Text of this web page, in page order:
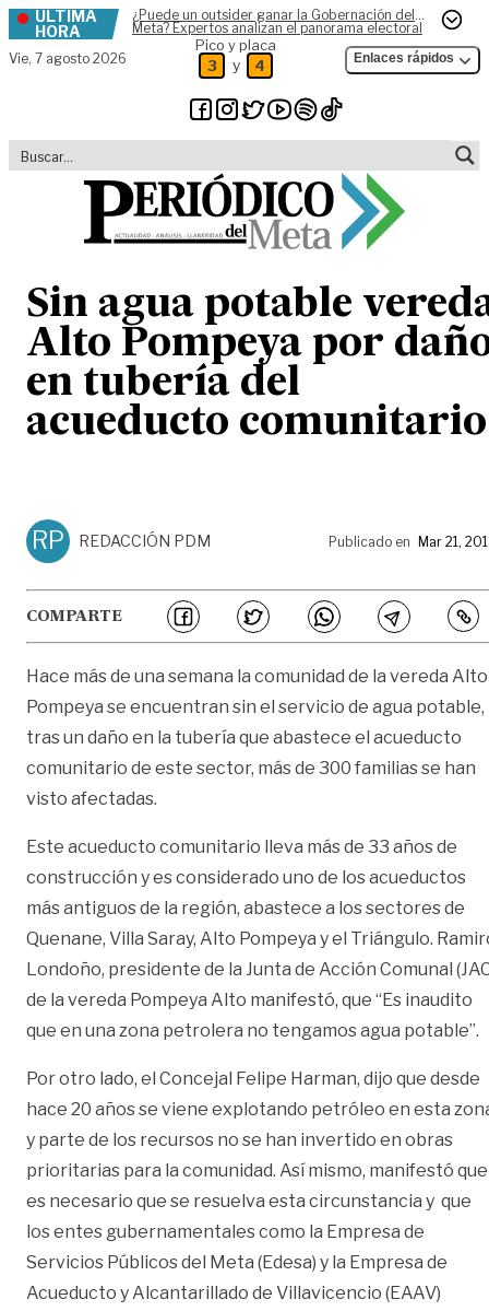
Skip to content
ÚLTIMA
HORA
¿Puede un outsider ganar la Gobernación del
Meta? Expertos analizan el panorama electoral
Vie, 7 agosto 2026
Pico y placa
3 y 4 Enlaces rápidos
Sin agua potable
Alto Pompeya por
en tubería del
acueducto comunitario
RP REDACCIÓN PDM Publicado en Mar 21,
COMPARTE
Hace más de una semana la comunidad de la vereda Alto
Pompeya se encuentran sin el servicio de agua potable,
tras un daño en la tubería que abastece el acueducto
comunitario de este sector, más de 300 familias se han
visto afectadas.
Este acueducto comunitario lleva más de 33 años de
construcción y es considerado uno de los acueductos
más antiguos de la región, abastece a los sectores de
Quenane, Villa Saray, Alto Pompeya y el Triángulo.
Londoño, presidente de la Junta de Acción Comunal
de la vereda Pompeya Alto manifestó, que “Es inaudito
que en una zona petrolera no tengamos agua potable”.
Por otro lado, el Concejal Felipe Harman, dijo que desde
hace 20 años se viene explotando petróleo en esta
y parte de los recursos no se han invertido en obras
prioritarias para la comunidad. Así mismo, manifestó que
es necesario que se resuelva esta circunstancia y que
los entes gubernamentales como la Empresa de
Servicios Públicos del Meta (Edesa) y la Empresa de
Acueducto y Alcantarillado de Villavicencio (EAAV)